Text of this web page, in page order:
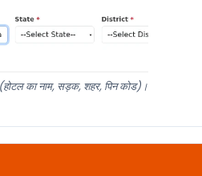
का नाम, सड़क, शहर, पिन कोड)।